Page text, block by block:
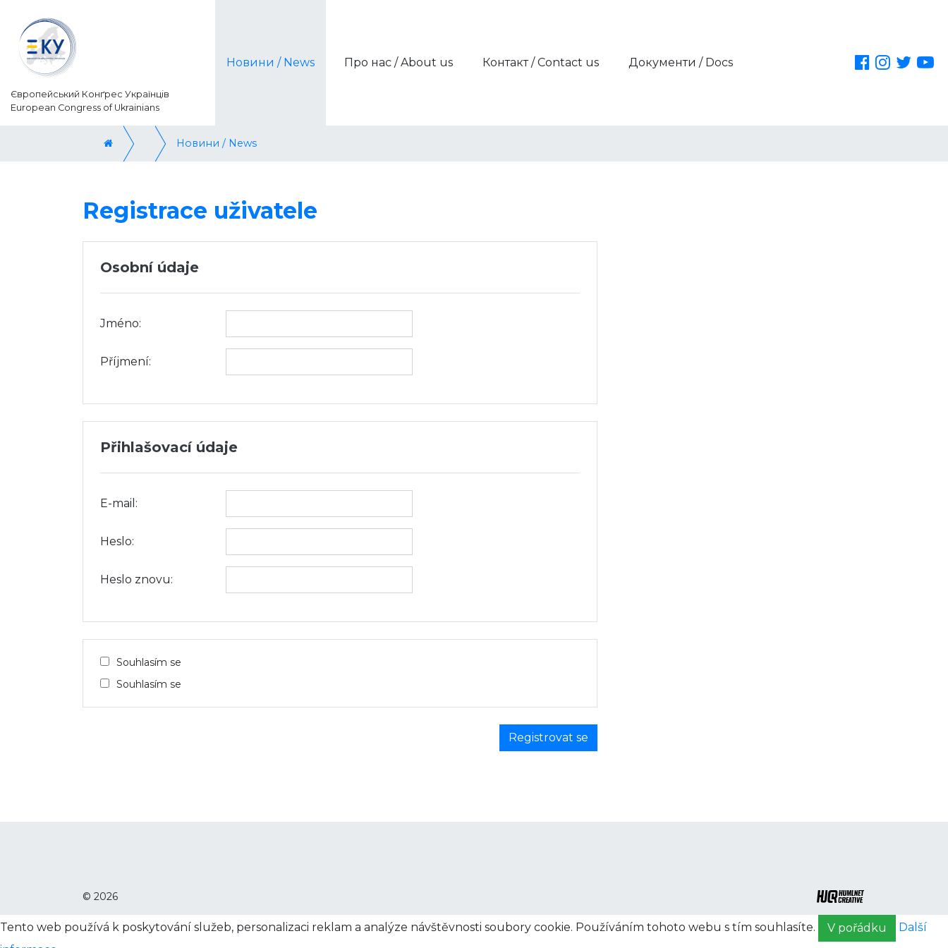
Європейський Конґрес Українців
European Congress of Ukrainians
Новини / News Про нас / About us Контакт / Contact us Документи / Docs
Новини / News
Registrace uživatele
Osobní údaje
Jméno:
Příjmení:
Přihlašovací údaje
E-mail:
Heslo:
Heslo znovu:
Souhlasím se
Souhlasím se
© 2026
Tento web používá k poskytování služeb, personalizaci reklam a analýze návštěvnosti soubory cookie. Používáním tohoto webu s tím souhlasíte. V pořádku
Další